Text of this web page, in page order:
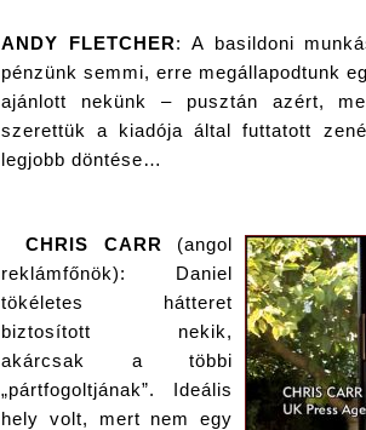
ANDY FLETCHER: A basildoni
pénzünk semmi, erre megállapodtunk
ajánlott nekünk – pusztán azért,
szerettük a kiadója által futtatott
legjobb döntése…
CHRIS CARR (angol
reklámfőnök): Daniel
tökéletes hátteret
biztosított nekik,
akárcsak a többi
„pártfogoltjának”. Ideális
hely volt, mert nem egy